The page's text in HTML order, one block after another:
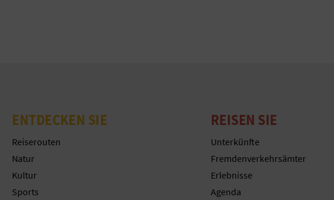
ENTDECKEN SIE
Reiserouten
Natur
Kultur
Sports
REISEN SIE
Unterkünfte
Fremdenverkehrsämter
Erlebnisse
Agenda